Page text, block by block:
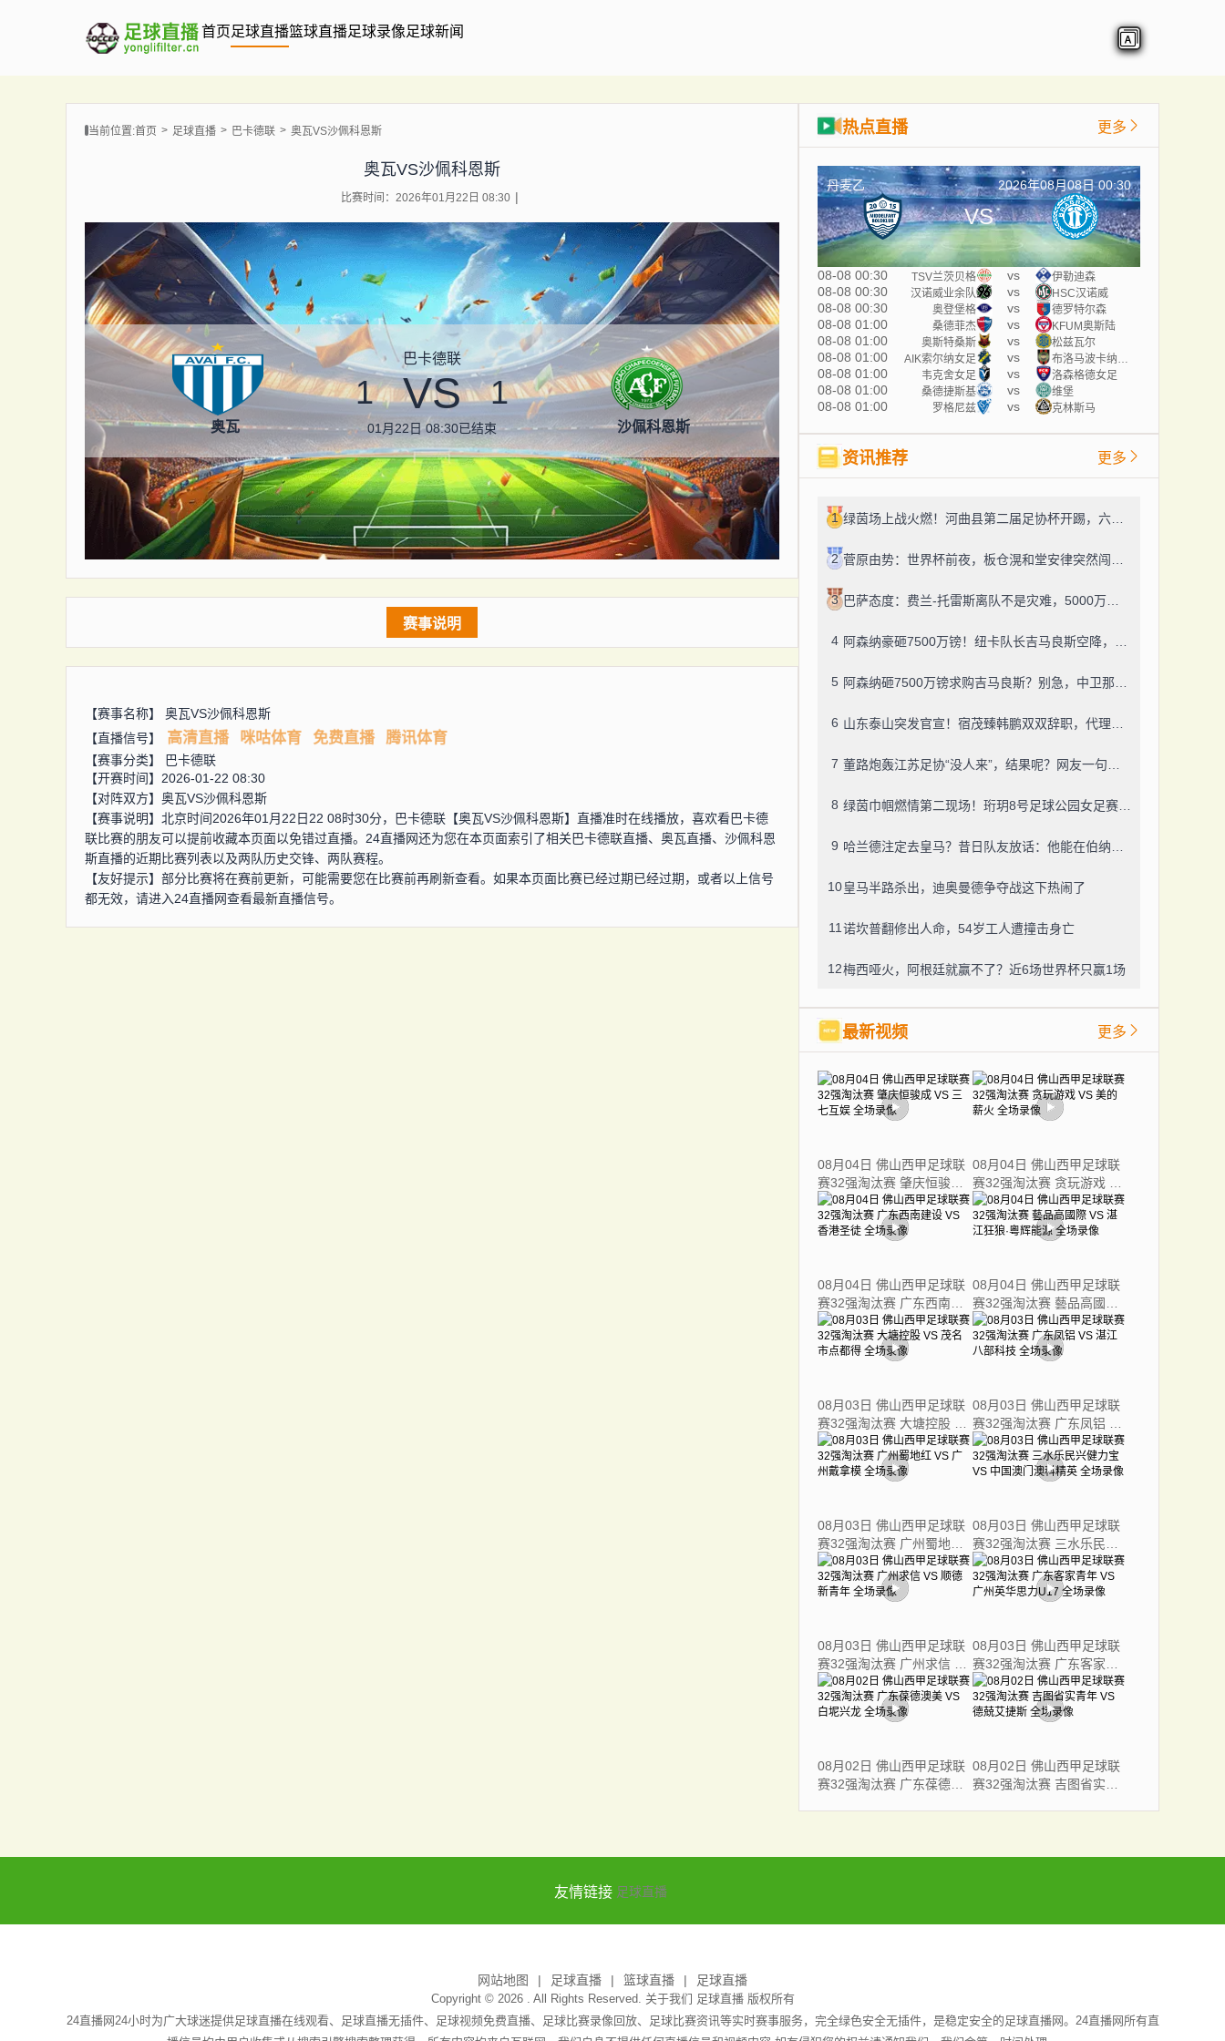
首页足球直播篮球直播足球录像足球新闻
当前位置:首页 足球直播 巴卡德联 奥瓦VS沙佩科恩斯
奥瓦VS沙佩科恩斯
比赛时间：2026年01月22日 08:30
奥瓦
巴卡德联
1 VS 1
01月22日 08:30已结束 沙佩科恩斯
赛事说明
【赛事名称】 奥瓦VS沙佩科恩斯
【直播信号】
高清直播 咪咕体育 免费直播 腾讯体育
【赛事分类】
巴卡德联
【开赛时间】2026-01-22 08:30
【对阵双方】 奥瓦VS沙佩科恩斯
【赛事说明】北京时间2026年01月22日22 08时30分，巴卡德联【奥瓦VS沙佩科恩斯】直播准时在线播放，喜欢看巴卡德
联比赛的朋友可以提前收藏本页面以免错过直播。24直播网还为您在本页面索引了相关巴卡德联直播、奥瓦直播、沙佩科恩
斯直播的近期比赛列表以及两队历史交锋、两队赛程。
【友好提示】部分比赛将在赛前更新，可能需要您在比赛前再刷新查看。如果本页面比赛已经过期已经过期，或者以上信号
都无效，请进入24直播网查看最新直播信号。
热点直播 更多
丹麦乙 2026年08月08日 00:30
VS
08-08 00:30 TSV兰茨贝格 vs 伊勒迪森
08-08 00:30 汉诺威业余队 vs HSC汉诺威
08-08 00:30 奥登堡格 vs 德罗特尔森
08-08 01:00 桑德菲杰 vs KFUM奥斯陆
08-08 01:00 奥斯特桑斯 vs 松兹瓦尔
08-08 01:00 AIK索尔纳女足 vs
08-08 01:00 韦克舍女足 vs 洛森格德女足
08-08 01:00 桑德捷斯基 vs 维堡
08-08 01:00 罗格尼兹 vs 克林斯马
资讯推荐 更多
1
2
3
4
5
6
7
8
9
10皇马半路杀出，迪奥曼德争夺战这下热闹了
11 诺坎普翻修出人命，54岁工人遭撞击身亡
12梅西哑火，阿根廷就赢不了？近6场世界杯只赢1场
最新视频 更多
08月04日 佛山西甲足球联
赛32强淘汰赛 肇庆恒骏成
VS 三七互娱 全场录像
08月04日 佛山西甲足球联
赛32强淘汰赛 贪玩游戏 VS
美的薪火 全场录像
08月04日 佛山西甲足球联
赛32强淘汰赛 广东西南建
设 VS 香港圣徒 全场录像
08月04日 佛山西甲足球联
赛32强淘汰赛 藝品高國際
VS 湛江狂狼·粵辉能源 全
场录像
08月03日 佛山西甲足球联
赛32强淘汰赛 大塘控股 VS
茂名市点都得 全场录像
08月03日 佛山西甲足球联
赛32强淘汰赛 广东凤铝 VS
湛江八部科技 全场录像
08月03日 佛山西甲足球联
赛32强淘汰赛 广州蜀地红
VS 广州戴拿模 全场录像
08月03日 佛山西甲足球联
赛32强淘汰赛 三水乐民兴
健力宝 VS 中国澳门澳科精
英 全场录像
08月03日 佛山西甲足球联
赛32强淘汰赛 广州求信 VS
顺德新青年 全场录像
08月03日 佛山西甲足球联
赛32强淘汰赛 广东客家青
年 VS 广州英华思力U17 全
场录像
08月02日 佛山西甲足球联
赛32强淘汰赛 广东葆德澳
08月02日 佛山西甲足球联
赛32强淘汰赛 吉图省实青
友情链接 足球直播
网站地图 足球直播 篮球直播 足球直播
Copyright © 2026 . All Rights Reserved. 关于我们 足球直播版权所有
24直播网24小时为广大球迷提供足球直播在线观看、足球直播无插件、足球视频免费直播、足球比赛录像回放、足球比赛资讯等实时赛事服务，完全绿色安全无插件，是稳定安全的足球直播网。24直播网所有直